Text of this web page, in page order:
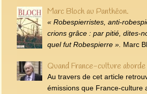
Marc Bloch au Panthéon.
« Robespierristes, anti-
crions grâce : par pitié,
quel fut Robespierre ». Marc
Quand France-culture
Au travers de cet article
émissions que France-culture